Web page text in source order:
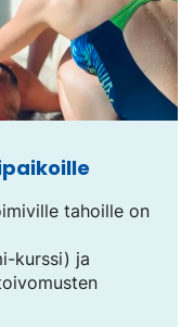
tahoille on
kurssi) ja